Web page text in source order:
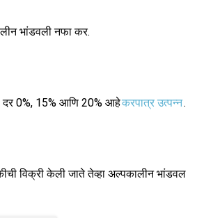
भांडवली नफा कर.
दर 0%, 15% आणि 20% आहेकरपात्र उत्पन्न.
विक्री केली जाते तेव्हा अल्पकालीन भांडवल